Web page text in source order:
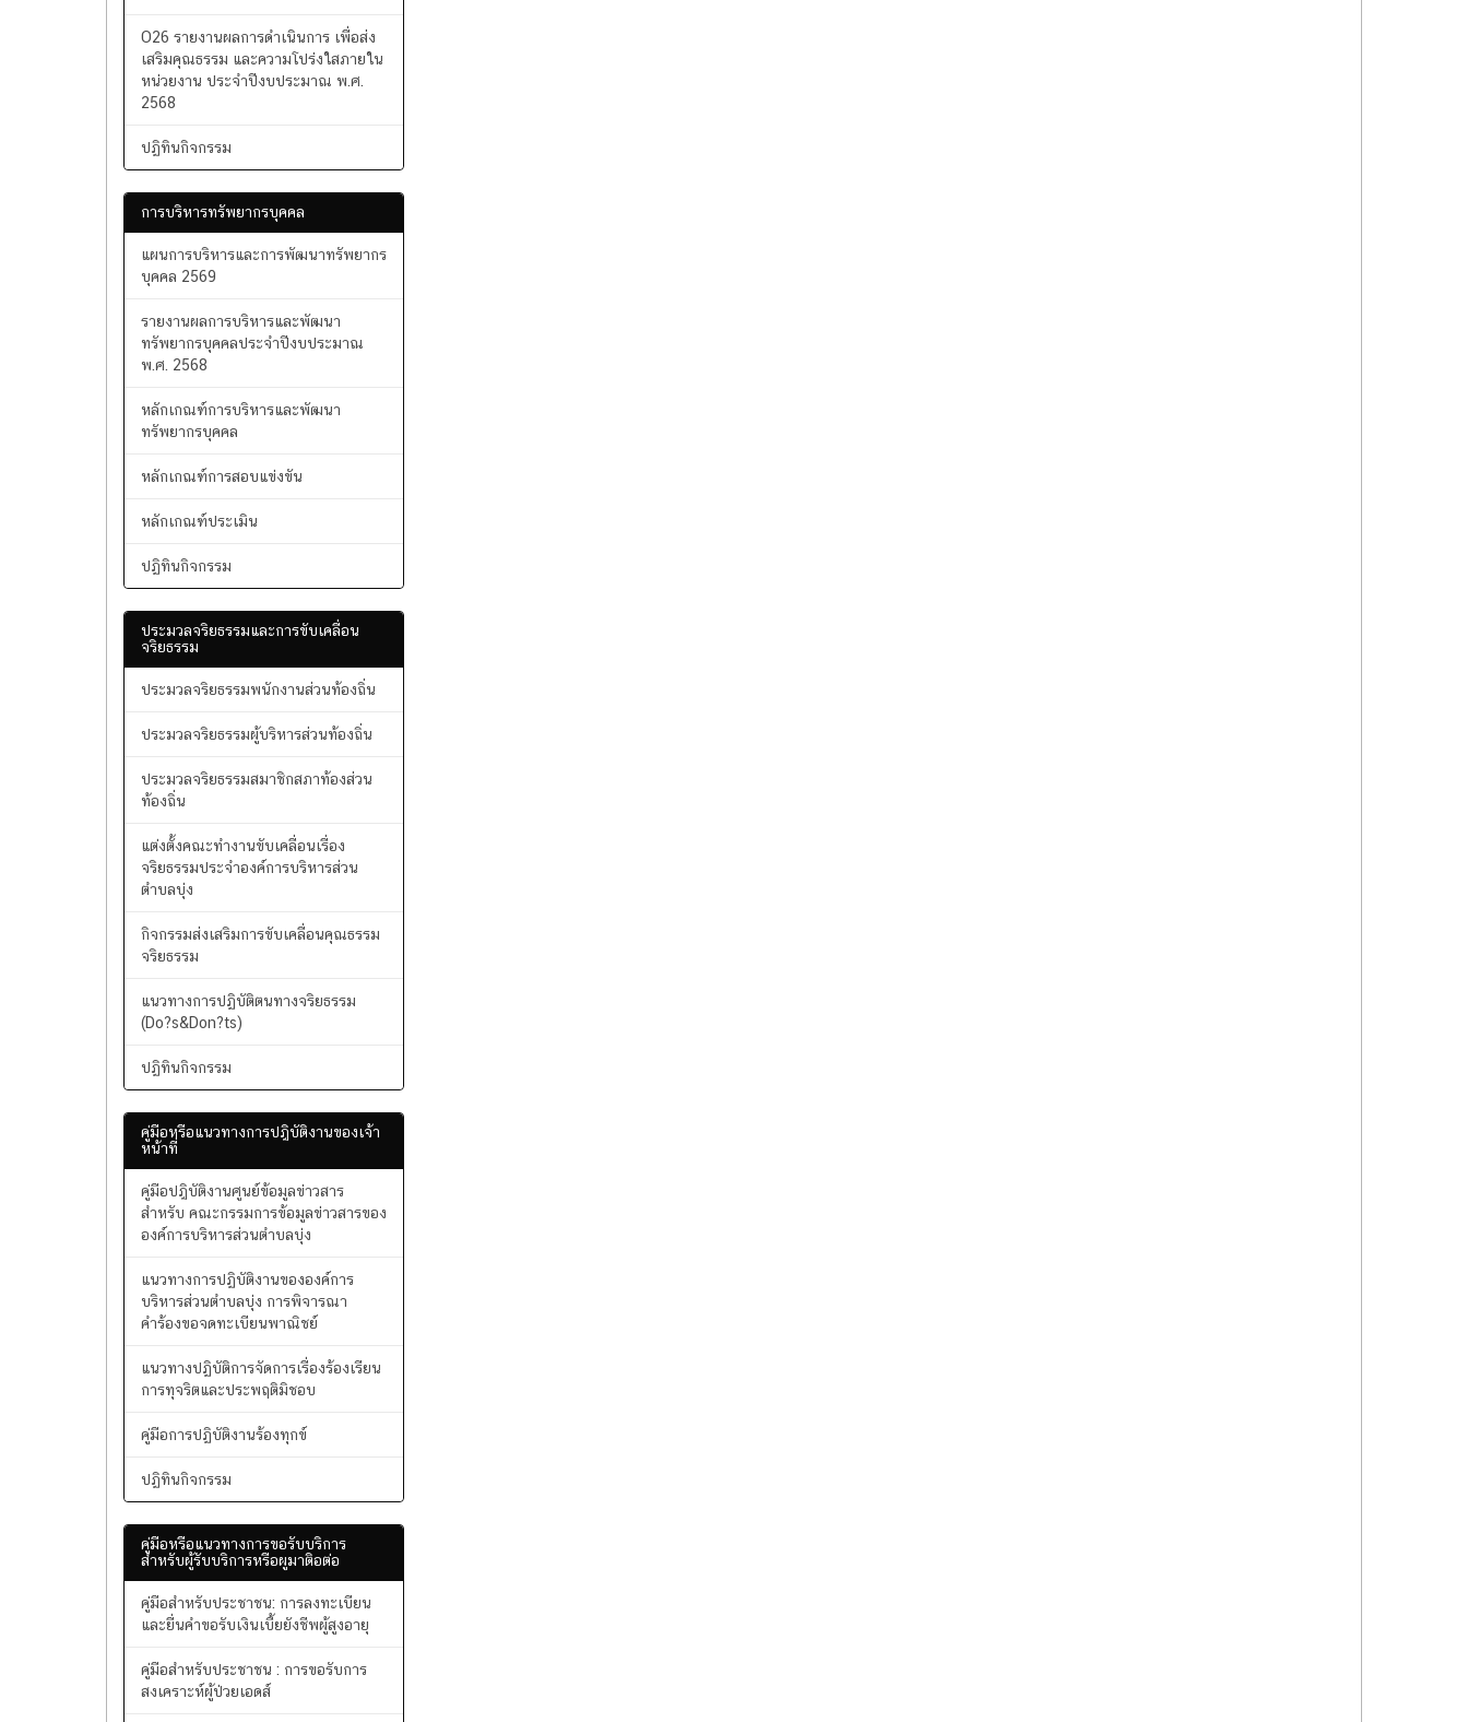
การนำผลการประเมิน ITA ไปสู่การ
พัฒนาองค์กร
O26 รายงานผลการดำเนินการ เพื่อส่ง
หน่วยงาน ประจำปีงบประมาณ พ.ศ.
2568
ปฏิทินกิจกรรม
การบริหารทรัพยากรบุคคล
แผนการบริหารและการพัฒนาทรัพยากร
บุคคล 2569
ทรัพยากรบุคคลประจำปีงบประมาณ
พ.ศ. 2568
หลักเกณฑ์การบริหารและพัฒนา
หลักเกณฑ์ประเมิน
ปฏิทินกิจกรรม
ประมวลจริยธรรมและการขับเคลื่อน
ประมวลจริยธรรมผู้บริหารส่วนท้องถิ่น
ประมวลจริยธรรมสมาชิกสภาท้องส่วน
ท้องถิ่น
จริยธรรมประจำองค์การบริหารส่วน
ตำบลบุ่ง
กิจกรรมส่งเสริมการขับเคลื่อนคุณธรรม
จริยธรรม
แนวทางการปฏิบัติตนทางจริยธรรม
(Do?s&Don?ts)
ปฏิทินกิจกรรม
คู่มือหรือแนวทางการปฎิบัติงานของเจ้า
หน้าที่
สำหรับ คณะกรรมการข้อมูลข่าวสารของ
องค์การบริหารส่วนตำบลบุ่ง
บริหารส่วนตำบลบุ่ง การพิจารณา
คำร้องขอจดทะเบียนพาณิชย์
แนวทางปฏิบัติการจัดการเรื่องร้องเรียน
คู่มือการปฏิบัติงานร้องทุกข์
ปฏิทินกิจกรรม
คู่มือหรือแนวทางการขอรับบริการ
สำหรับผู้รับบริการหรือผูมาติอต่อ
คู่มือสำหรับประชาชน: การลงทะเบียน
และยื่นคำขอรับเงินเบี้ยยังชีพผู้สูงอายุ